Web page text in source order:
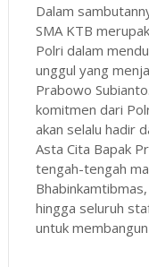
Dalam
SMA KTB
Polri dalam
unggul yang
Prabowo
komitmen dari
akan selalu hadir
Asta Cita Bapak
tengah-tengah
hingga seluruh
untuk